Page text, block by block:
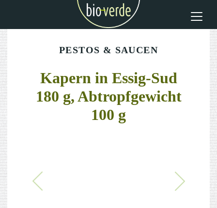
PESTOS & SAUCEN
Kapern in Essig-Sud
180 g, Abtropfgewicht
100 g